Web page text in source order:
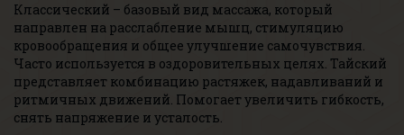
Классический – базовый вид массажа, который
направлен на расслабление мышц, стимуляцию
кровообращения и общее улучшение самочувствия.
Часто используется в оздоровительных целях. Тайский
представляет комбинацию растяжек, надавливаний и
ритмичных движений. Помогает увеличить гибкость,
снять напряжение и усталость.